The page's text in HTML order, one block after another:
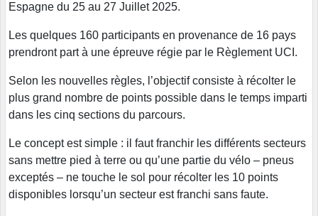
Espagne du 25 au 27 Juillet 2025.
Les quelques 160 participants en provenance de 16 pays
prendront part à une épreuve régie par le Règlement UCI.
Selon les nouvelles règles, l’objectif consiste à récolter le
plus grand nombre de points possible dans le temps imparti
dans les cinq sections du parcours.
Le concept est simple : il faut franchir les différents secteurs
sans mettre pied à terre ou qu’une partie du vélo – pneus
exceptés – ne touche le sol pour récolter les 10 points
disponibles lorsqu’un secteur est franchi sans faute.